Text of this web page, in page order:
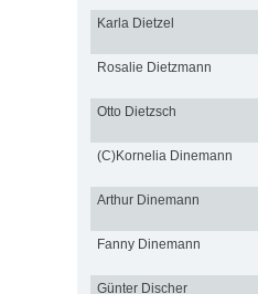
Karla Dietzel
Rosalie Dietzmann
Otto Dietzsch
(C)Kornelia Dinemann
Arthur Dinemann
Fanny Dinemann
Günter Discher